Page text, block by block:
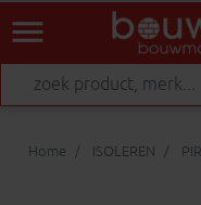
menu
Home ISOLEREN